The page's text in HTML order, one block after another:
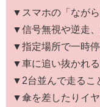
▼スマホの「なが
▼信号無視や逆走
▼指定場所で一時
▼車に追い抜かれ
▼2台並んで走るこ
▼傘を差したりイ